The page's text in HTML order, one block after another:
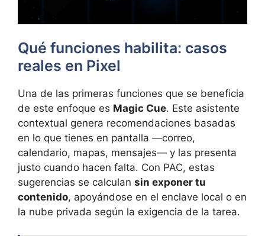
Qué funciones habilita: casos
reales en Pixel
Una de las primeras funciones que se beneficia
de este enfoque es Magic Cue. Este asistente
contextual genera recomendaciones basadas
en lo que tienes en pantalla —correo,
calendario, mapas, mensajes— y las presenta
justo cuando hacen falta. Con PAC, estas
sugerencias se calculan sin exponer tu
contenido, apoyándose en el enclave local o en
la nube privada según la exigencia de la tarea.